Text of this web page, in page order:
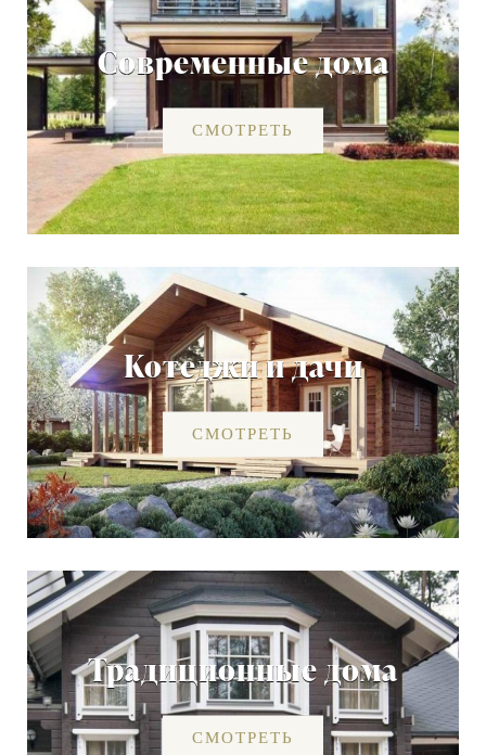
Современные дома
СМОТРЕТЬ
Котеджи и дачи
СМОТРЕТЬ
Традиционные дома
СМОТРЕТЬ